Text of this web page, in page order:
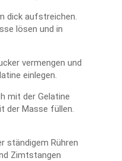
dick aufstreichen.
lösen und in
vermengen und
einlegen.
mit der Gelatine
der Masse füllen.
ständigem Rühren
Zimtstangen